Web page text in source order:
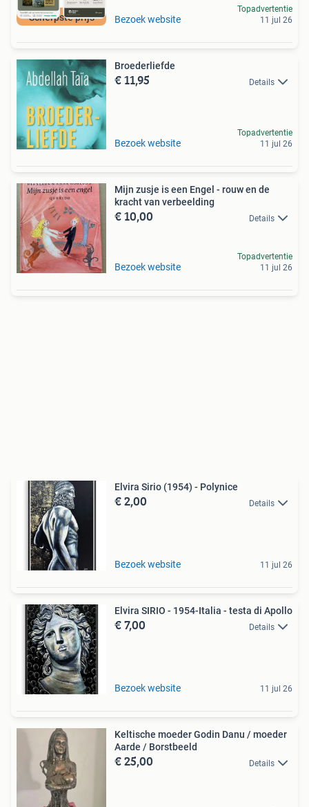
Scherpste prijs Bezoek website
Topadvertentie
11 jul 26
Broederliefde
€ 11,95 Details
Bezoek website
Topadvertentie
11 jul 26
Mijn zusje is een Engel - rouw en de
kracht van verbeelding
€ 10,00 Details
Bezoek website
Topadvertentie
11 jul 26
Elvira Sirio (1954) - Polynice
€ 2,00 Details
Bezoek website 11 jul 26
Elvira SIRIO - 1954-Italia - testa di Apollo
€ 7,00 Details
Bezoek website 11 jul 26
Keltische moeder Godin Danu / moeder
Aarde / Borstbeeld
€ 25,00 Details